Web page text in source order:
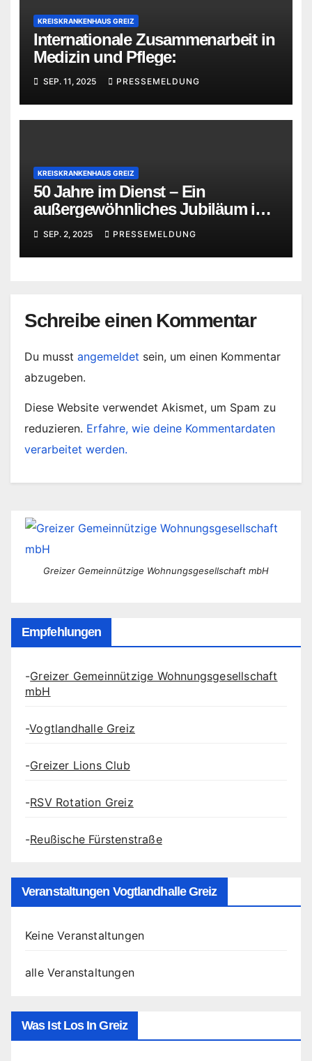
KREISKRANKENHAUS GREIZ
Internationale Zusammenarbeit in
Medizin und Pflege:
SEP. 11, 2025 PRESSEMELDUNG
KREISKRANKENHAUS GREIZ
50 Jahre im Dienst – Ein
außergewöhnliches Jubiläum im
Kreiskrankenhaus Greiz
SEP. 2, 2025 PRESSEMELDUNG
Schreibe einen Kommentar
Du musst angemeldet sein, um einen Kommentar
abzugeben.
Diese Website verwendet Akismet, um Spam zu
reduzieren. Erfahre, wie deine Kommentardaten
verarbeitet werden.
Greizer Gemeinnützige Wohnungsgesellschaft mbH
Empfehlungen
-Greizer Gemeinnützige Wohnungsgesellschaft
mbH
-Vogtlandhalle Greiz
-Greizer Lions Club
-RSV Rotation Greiz
-Reußische Fürstenstraße
Veranstaltungen Vogtlandhalle Greiz
Keine Veranstaltungen
alle Veranstaltungen
Was Ist Los In Greiz